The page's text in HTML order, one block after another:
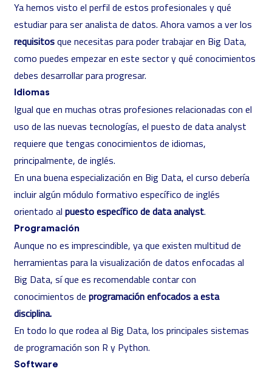
Ya hemos visto el perfil de estos profesionales y qué
estudiar para ser analista de datos. Ahora vamos a ver los
requisitosque necesitas para poder trabajar en Big Data,
como puedes empezar en este sector y qué conocimientos
debes desarrollar para progresar.
Idiomas
Igual que en muchas otras profesiones relacionadas con el
uso de las nuevas tecnologías, el puesto de data analyst
requiere que tengas conocimientos de idiomas,
principalmente, de inglés.
En una buena especialización en Big Data, el curso debería
incluir algún módulo formativo específico de inglés
orientado al puesto específico de data analyst.
Programación
Aunque no es imprescindible, ya que existen multitud de
herramientas para la visualización de datos enfocadas al
Big Data, sí que es recomendable contar con
conocimientos de programación enfocados a esta
disciplina.
En todo lo que rodea al Big Data, los principales sistemas
de programación son R y Python.
Software